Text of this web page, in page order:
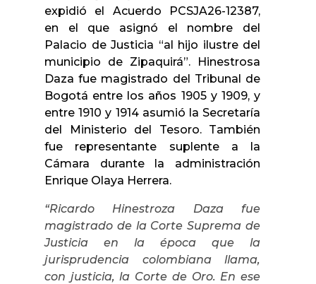
expidió el Acuerdo PCSJA26-12387,
en el que asignó el nombre del
Palacio de Justicia “al hijo ilustre del
municipio de Zipaquirá”. Hinestrosa
Daza fue magistrado del Tribunal de
Bogotá entre los años 1905 y 1909, y
entre 1910 y 1914 asumió la Secretaría
del Ministerio del Tesoro. También
fue representante suplente a la
Cámara durante la administración
Enrique Olaya Herrera.
“Ricardo Hinestroza Daza fue
magistrado de la Corte Suprema de
Justicia en la época que la
jurisprudencia colombiana llama,
con justicia, la Corte de Oro. En ese